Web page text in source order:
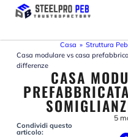
contenuto
Casa » Struttura Peb
Casa modulare vs casa
differenze
CASA
5
Condividi questo
articolo: